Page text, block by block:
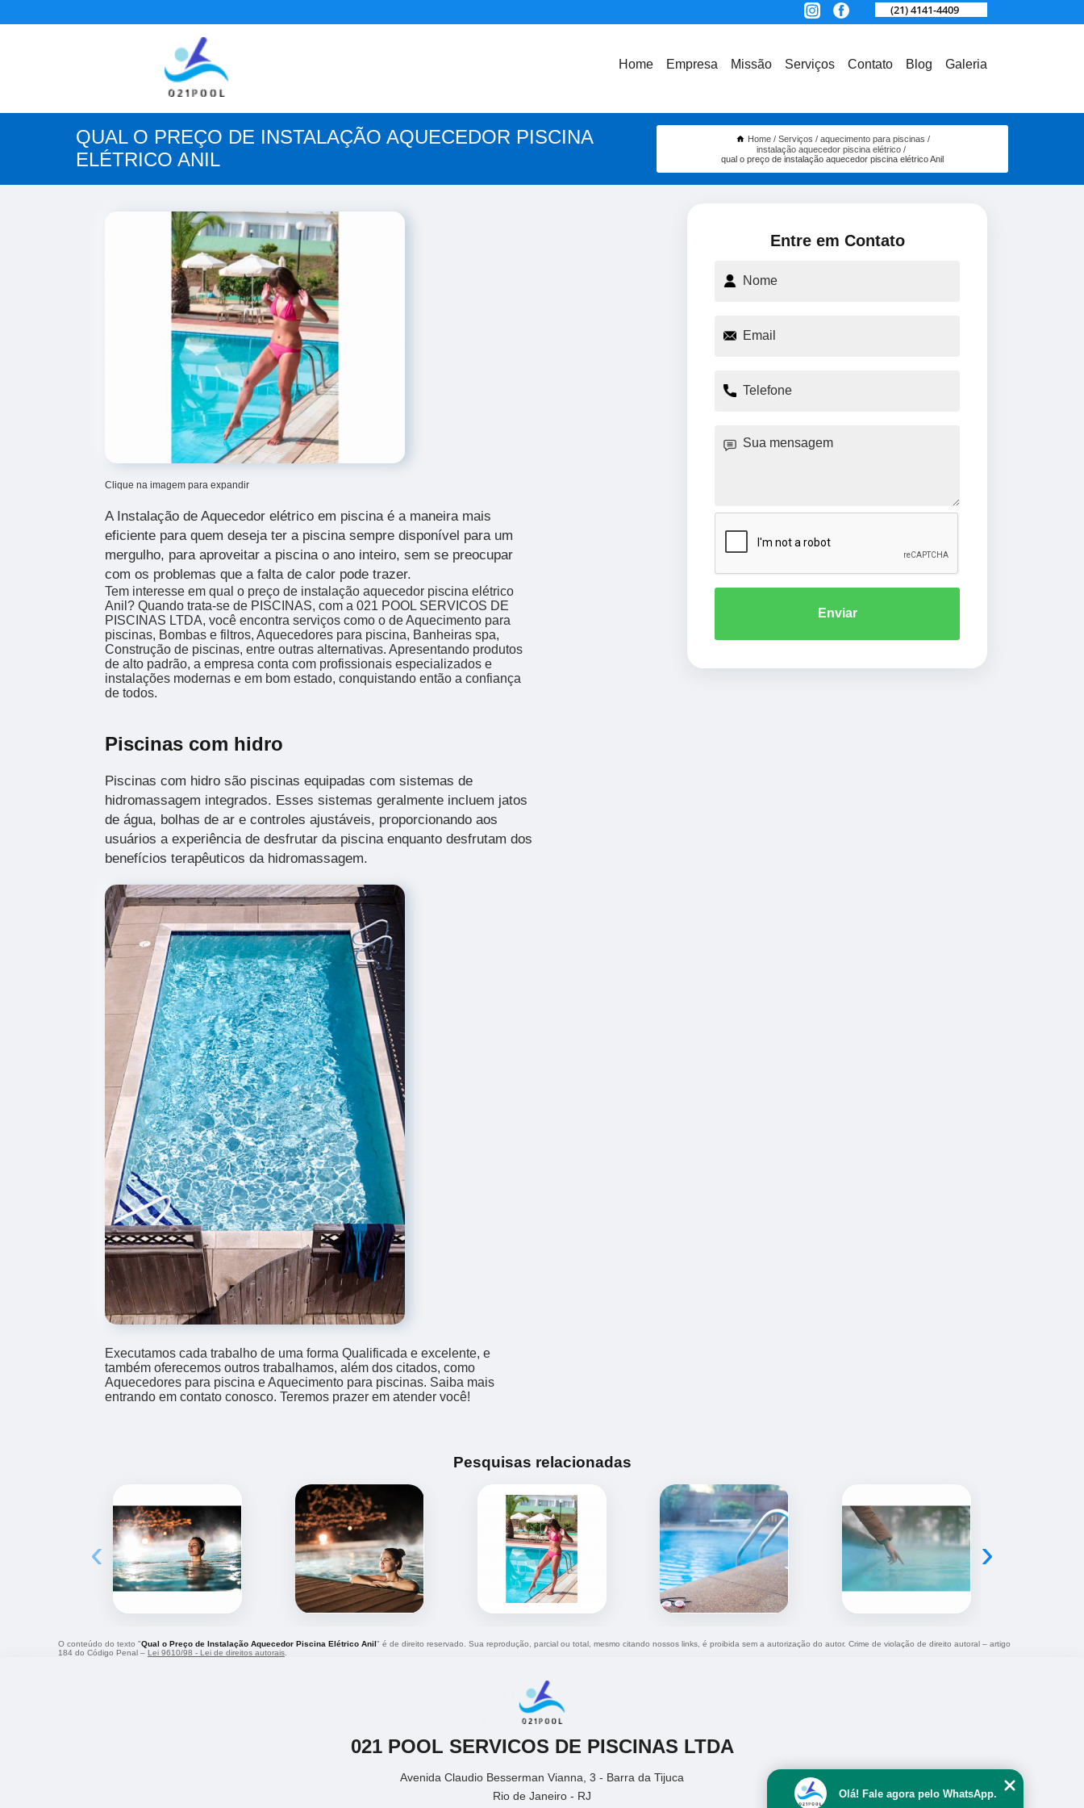
(21) 4141-4409
Home Empresa Missão Serviços Contato Blog Galeria
QUAL O PREÇO DE INSTALAÇÃO AQUECEDOR PISCINA
ELÉTRICO ANIL
Home Serviços
aquecimento para piscinas
instalação aquecedor piscina elétrico
qual o preço de instalação aquecedor piscina elétrico Anil
Clique na imagem para expandir
A Instalação de Aquecedor elétrico em piscina é a maneira mais
eficiente para quem deseja ter a piscina sempre disponível para um
mergulho, para aproveitar a piscina o ano inteiro, sem se preocupar
com os problemas que a falta de calor pode trazer.
Tem interesse em qual o preço de instalação aquecedor piscina elétrico
Anil? Quando trata-se de PISCINAS, com a 021 POOL SERVICOS DE
PISCINAS LTDA, você encontra serviços como o de Aquecimento para
piscinas, Bombas e filtros, Aquecedores para piscina, Banheiras spa,
Construção de piscinas, entre outras alternativas. Apresentando produtos
de alto padrão, a empresa conta com profissionais especializados e
instalações modernas e em bom estado, conquistando então a confiança
de todos.
Piscinas com hidro
Piscinas com hidro são piscinas equipadas com sistemas de
hidromassagem integrados. Esses sistemas geralmente incluem jatos
de água, bolhas de ar e controles ajustáveis, proporcionando aos
usuários a experiência de desfrutar da piscina enquanto desfrutam dos
benefícios terapêuticos da hidromassagem.
Executamos cada trabalho de uma forma Qualificada e excelente, e
também oferecemos outros trabalhamos, além dos citados, como
Aquecedores para piscina e Aquecimento para piscinas. Saiba mais
entrando em contato conosco. Teremos prazer em atender você!
Entre em Contato
Enviar
Pesquisas relacionadas
‹ ›
O conteúdo do texto "Qual o Preço de Instalação Aquecedor Piscina Elétrico Anil" é de direito reservado. Sua reprodução, parcial ou total, mesmo citando nossos links, é proibida sem a autorização do autor. Crime de violação de direito autoral – artigo
184 do Código Penal – Lei 9610/98 - Lei de direitos autorais.
021 POOL SERVICOS DE PISCINAS LTDA
Avenida Claudio Besserman Vianna, 3 - Barra da Tijuca
Rio de Janeiro - RJ
Olá! Fale agora pelo WhatsApp.